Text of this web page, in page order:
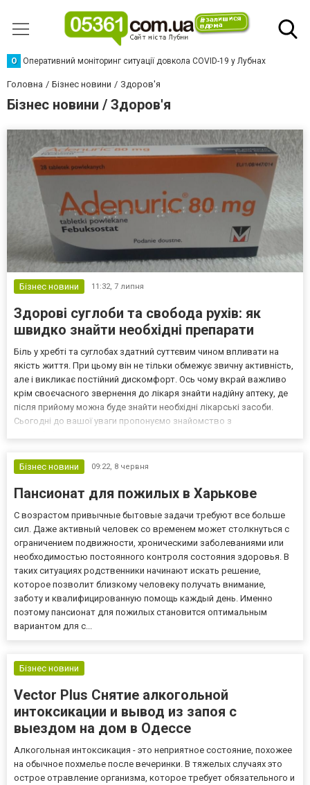
О Оперативний моніторинг ситуації довкола COVID-19 у Лубнах
Головна Бізнес новини Здоров'я
Бізнес новини / Здоров'я
Бізнес новини 11:32, 7 липня
Здорові суглоби та свобода рухів: як
швидко знайти необхідні препарати
Біль у хребті та суглобах здатний суттєвим чином впливати на
якість життя. При цьому він не тільки обмежує звичну активність,
але і викликає постійний дискомфорт. Ось чому вкрай важливо
крім своєчасного звернення до лікаря знайти надійну аптеку, де
після прийому можна буде знайти необхідні лікарські засоби.
Сьогодні до вашої уваги пропонуємо знайомство з
Бізнес новини
09:22, 8 червня
Пансионат для пожилых в Харькове
С возрастом привычные бытовые задачи требуют все больше
сил. Даже активный человек со временем может столкнуться с
ограничением подвижности, хроническими заболеваниями или
необходимостью постоянного контроля состояния здоровья. В
таких ситуациях родственники начинают искать решение,
которое позволит близкому человеку получать внимание,
заботу и квалифицированную помощь каждый день. Именно
поэтому пансионат для пожилых становится оптимальным
вариантом для с...
Бізнес новини
Vector Plus Снятие алкогольной
интоксикации и вывод из запоя с
выездом на дом в Одессе
Алкогольная интоксикация - это неприятное состояние, похожее
на обычное похмелье после вечеринки. В тяжелых случаях это
острое отравление организма, которое требует обязательного и